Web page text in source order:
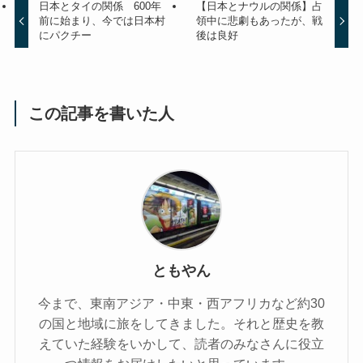
日本とタイの関係 600年
前に始まり、今では日本村
にパクチー
【日本とナウルの関係】占
領中に悲劇もあったが、戦
後は良好
この記事を書いた人
ともやん
今まで、東南アジア・中東・西アフリカなど約30
の国と地域に旅をしてきました。それと歴史を教
えていた経験をいかして、読者のみなさんに役立